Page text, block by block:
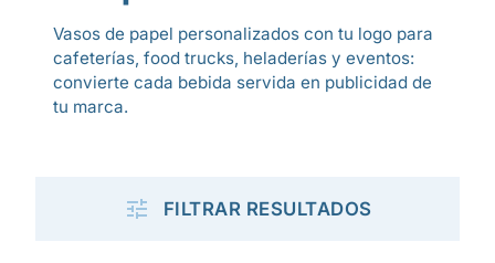
Vasos de papel personalizados con tu logo para
cafeterías, food trucks, heladerías y eventos:
convierte cada bebida servida en publicidad de
tu marca.
 FILTRAR RESULTADOS